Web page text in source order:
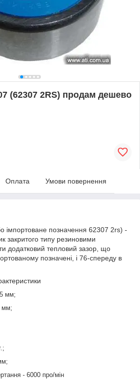
(62307 2RS) продам дешево
Оплата Умови повернення
імпортоване позначення 62307 2rs) -
закритого типу резиновими
додатковий тепловий зазор, що
позначені, і 76-спереду в
мм;
мм;
- 6000 про/мін